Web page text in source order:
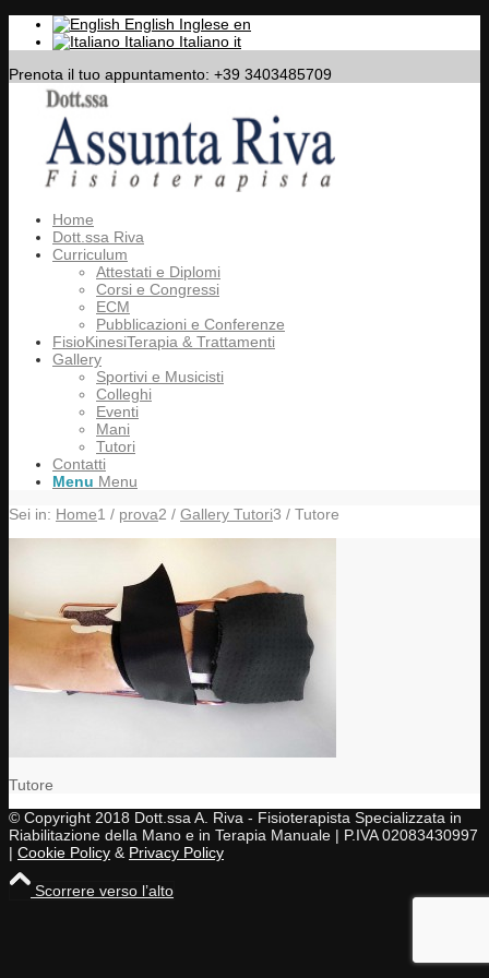
English Inglese en
Italiano Italiano it
Prenota il tuo appuntamento: +39 3403485709
Home
Dott.ssa Riva
Curriculum
Attestati e Diplomi
Corsi e Congressi
ECM
Pubblicazioni e Conferenze
FisioKinesiTerapia & Trattamenti
Gallery
Sportivi e Musicisti
Colleghi
Eventi
Mani
Tutori
Contatti
Menu Menu
Sei in: Home1 / prova2 / Gallery Tutori3 / Tutore
Tutore
© Copyright 2018 Dott.ssa A. Riva - Fisioterapista Specializzata in
Riabilitazione della Mano e in Terapia Manuale | P.IVA 02083430997
| Cookie Policy & Privacy Policy
Scorrere verso l’alto